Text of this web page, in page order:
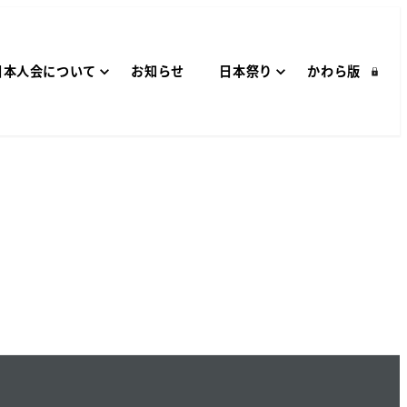
人会について お知らせ 日本祭り かわら版